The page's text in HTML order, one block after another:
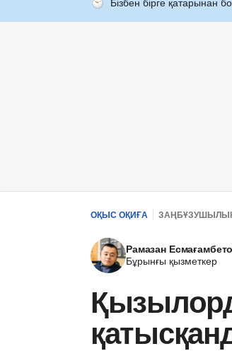
Бізбен бірге қатарынан
ОҚЫС ОҚИҒА
Рамазан
Бұрынғы қызметкер